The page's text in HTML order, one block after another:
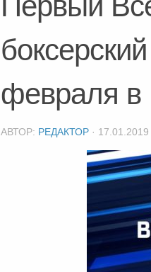
февраля в
АВТОР: РЕДАКТОР · 17.01.2019